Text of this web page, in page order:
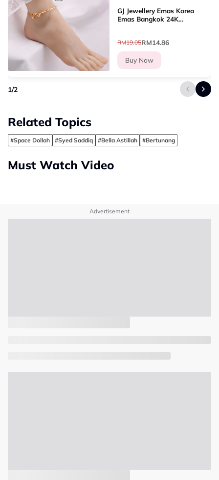
GJ Jewellery Emas Korea
Emas Bangkok 24K
(26cm-27cm) GA-8
RM19.05RM14.86
Buy Now
1/2
Related Topics
#Space Dollah #Syed Saddiq #Bella Astillah #Bertunang
Must Watch Video
Advertisement